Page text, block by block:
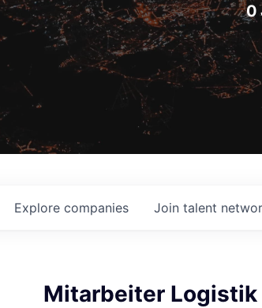
0
Explore companies Join talent
Mitarbeiter